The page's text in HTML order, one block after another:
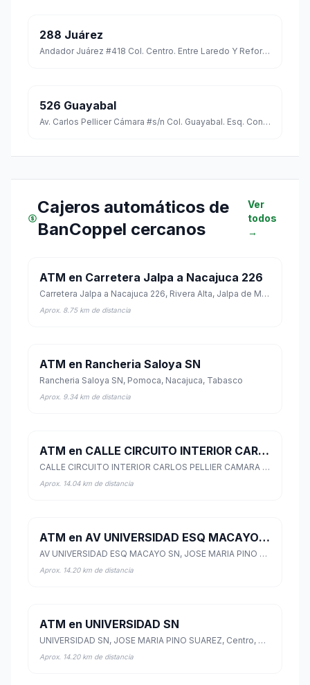
288 Juárez
Andador Juárez #418 Col. Centro. Entre Laredo Y Reforma C.p. 86000
526 Guayabal
Av. Carlos Pellicer Cámara #s/n Col. Guayabal. Esq. Con Paseo Usumacinta C.p. 86090
Cajeros automáticos de
BanCoppel cercanos
Ver
todos
→
ATM en Carretera Jalpa a Nacajuca 226
Carretera Jalpa a Nacajuca 226, Rivera Alta, Jalpa de Méndez, Tabasco
Aprox. 8.75 km de distancia
ATM en Rancheria Saloya SN
Rancheria Saloya SN, Pomoca, Nacajuca, Tabasco
Aprox. 9.34 km de distancia
ATM en CALLE CIRCUITO INTERIOR CARLOS PELLIER CAMARA 1020
CALLE CIRCUITO INTERIOR CARLOS PELLIER CAMARA 1020, JOSE MARIA PINO SUAREZ, Centro, Tabasco
Aprox. 14.04 km de distancia
ATM en AV UNIVERSIDAD ESQ MACAYO SN
AV UNIVERSIDAD ESQ MACAYO SN, JOSE MARIA PINO SUAREZ, Centro, Tabasco
Aprox. 14.20 km de distancia
ATM en UNIVERSIDAD SN
UNIVERSIDAD SN, JOSE MARIA PINO SUAREZ, Centro, Tabasco
Aprox. 14.20 km de distancia